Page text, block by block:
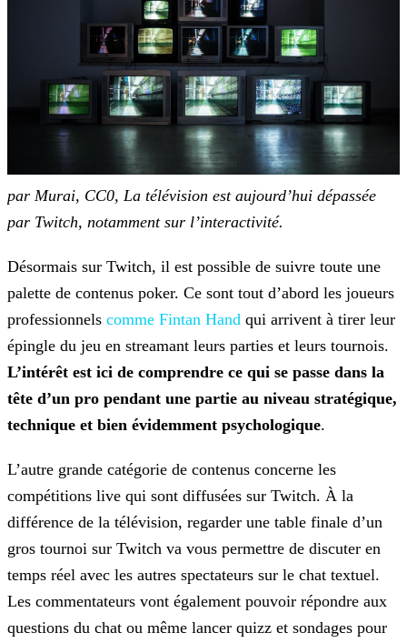
par Murai, CC0, La télévision est aujourd’hui dépassée
par Twitch, notamment sur l’interactivité.
Désormais sur Twitch, il est possible de suivre toute une
palette de contenus poker. Ce sont tout d’abord les joueurs
professionnels comme Fintan Hand qui arrivent à tirer leur
épingle du jeu en streamant leurs parties et leurs tournois.
L’intérêt est ici de comprendre ce qui se passe dans la
tête d’un pro pendant une partie au niveau stratégique,
technique et bien évidemment psychologique.
L’autre grande catégorie de contenus concerne les
compétitions live qui sont diffusées sur Twitch. À la
différence de la télévision, regarder une table finale d’un
gros tournoi sur Twitch va vous permettre de discuter en
temps réel avec les autres spectateurs sur le chat textuel.
Les commentateurs vont également pouvoir répondre aux
questions du chat ou même lancer quizz et sondages pour